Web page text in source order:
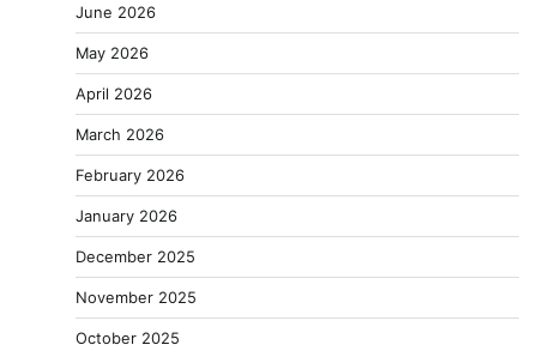
June 2026
May 2026
April 2026
March 2026
February 2026
January 2026
December 2025
November 2025
October 2025